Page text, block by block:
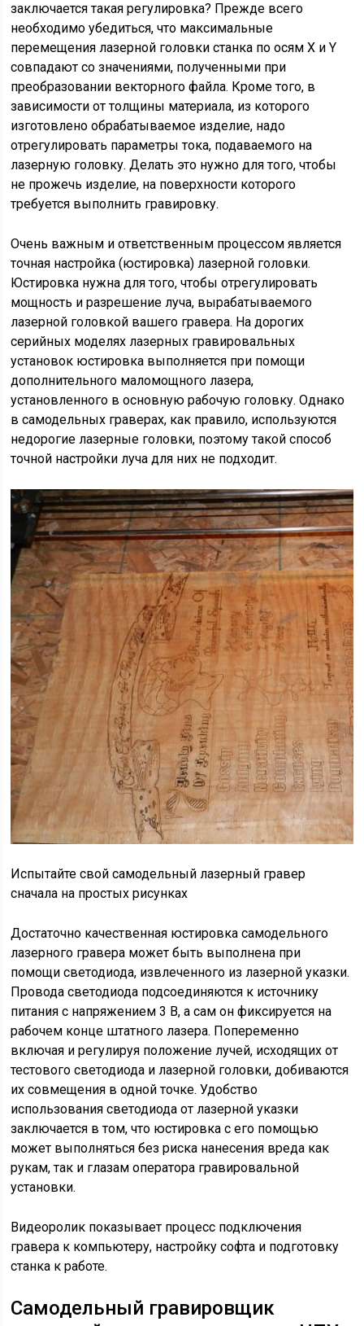
заключается такая регулировка? Прежде всего
необходимо убедиться, что максимальные
перемещения лазерной головки станка по осям X и Y
совпадают со значениями, полученными при
преобразовании векторного файла. Кроме того, в
зависимости от толщины материала, из которого
изготовлено обрабатываемое изделие, надо
отрегулировать параметры тока, подаваемого на
лазерную головку. Делать это нужно для того, чтобы
не прожечь изделие, на поверхности которого
требуется выполнить гравировку.
Очень важным и ответственным процессом является
точная настройка (юстировка) лазерной головки.
Юстировка нужна для того, чтобы отрегулировать
мощность и разрешение луча, вырабатываемого
лазерной головкой вашего гравера. На дорогих
серийных моделях лазерных гравировальных
установок юстировка выполняется при помощи
дополнительного маломощного лазера,
установленного в основную рабочую головку. Однако
в самодельных граверах, как правило, используются
недорогие лазерные головки, поэтому такой способ
точной настройки луча для них не подходит.
Испытайте свой самодельный лазерный гравер
сначала на простых рисунках
Достаточно качественная юстировка самодельного
лазерного гравера может быть выполнена при
помощи светодиода, извлеченного из лазерной указки.
Провода светодиода подсоединяются к источнику
питания с напряжением 3 В, а сам он фиксируется на
рабочем конце штатного лазера. Попеременно
включая и регулируя положение лучей, исходящих от
тестового светодиода и лазерной головки, добиваются
их совмещения в одной точке. Удобство
использования светодиода от лазерной указки
заключается в том, что юстировка с его помощью
может выполняться без риска нанесения вреда как
рукам, так и глазам оператора гравировальной
установки.
Видеоролик показывает процесс подключения
гравера к компьютеру, настройку софта и подготовку
станка к работе.
Самодельный гравировщик